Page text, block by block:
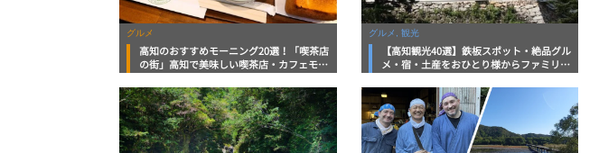
グルメ
高知のおすすめモーニング20選！「喫茶店
の街」高知で美味しい喫茶店・カフェモー
グルメ, 観光
【高知観光40選】鉄板スポット・絶品グル
メ・宿・土産をおひとり様からファミリー